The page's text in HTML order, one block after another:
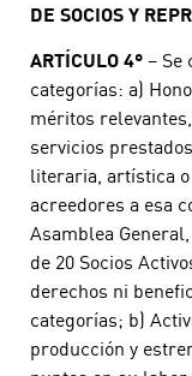
DE SOCIOS Y
ARTÍCULO 4º – Se
categorías: a)
méritos
servicios
literaria, artística
acreedores a esa
Asamblea
de 20 Socios
derechos ni
categorías; b)
producción y